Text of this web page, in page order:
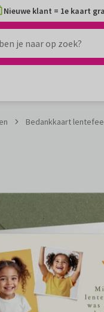
Nieuwe klant = 1e kaart
Bedankkaart